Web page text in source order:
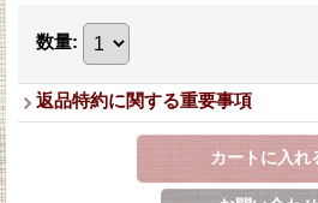
数量:
返品特約に関する重要事項